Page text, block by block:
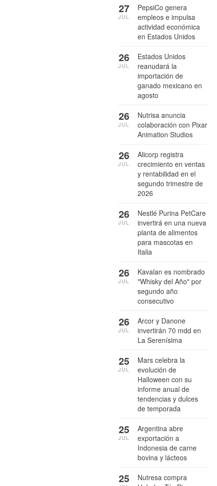
PepsiCo genera
empleos e impulsa
actividad económica
en Estados Unidos
27
JUL
Estados Unidos
reanudará la
importación de
ganado mexicano en
agosto
26
JUL
Nutrisa anuncia
colaboración con Pixar
Animation Studios
26
JUL
Alicorp registra
crecimiento en ventas
y rentabilidad en el
segundo trimestre de
2026
26
JUL
Nestlé Purina PetCare
invertirá en una nueva
planta de alimentos
para mascotas en
Italia
26
JUL
Kavalan es nombrado
"Whisky del Año" por
segundo año
consecutivo
26
JUL
Arcor y Danone
invertirán 70 mdd en
La Serenísima
26
JUL
Mars celebra la
evolución de
Halloween con su
informe anual de
tendencias y dulces
de temporada
25
JUL
Argentina abre
exportación a
Indonesia de carne
bovina y lácteos
25
JUL
Nutresa compra
25